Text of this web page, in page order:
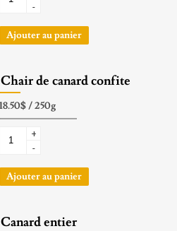
-
Ajouter au panier
Chair de canard confite
+
-
Ajouter au panier
Canard entier